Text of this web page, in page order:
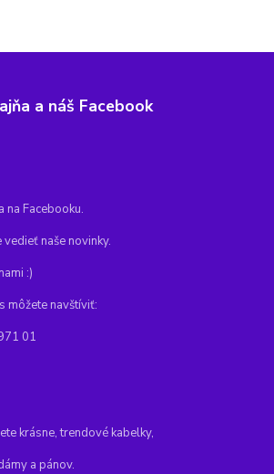
a náš Facebook
na Facebooku.
naše novinky.
:)
môžete navštíviť:
01
krásne, trendové kabelky,
a pánov.